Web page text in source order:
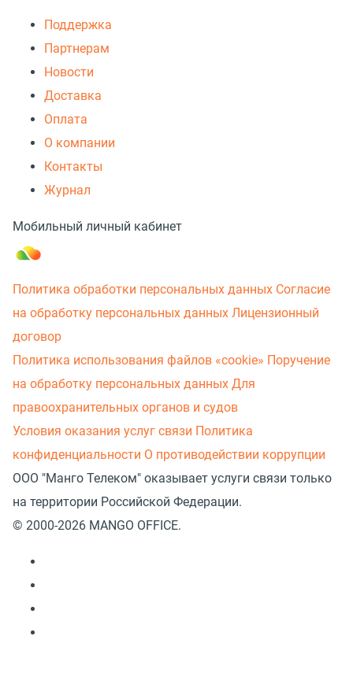
Поддержка
Партнерам
Новости
Доставка
Оплата
О компании
Контакты
Журнал
Мобильный личный кабинет
Политика обработки персональных данных Согласие
на обработку персональных данных Лицензионный
договор
Политика использования файлов «cookie» Поручение
на обработку персональных данных Для
правоохранительных органов и судов
Условия оказания услуг связи Политика
конфиденциальности О противодействии коррупции
ООО "Манго Телеком" оказывает услуги связи только
на территории Российской Федерации.
© 2000-2026 MANGO OFFICE.